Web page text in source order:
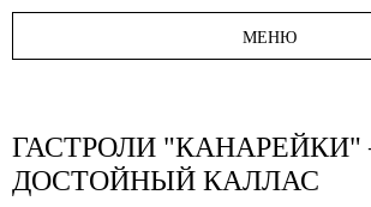
МЕНЮ
ГАСТРОЛИ "КАНАРЕЙКИ"
ДОСТОЙНЫЙ КАЛЛАС